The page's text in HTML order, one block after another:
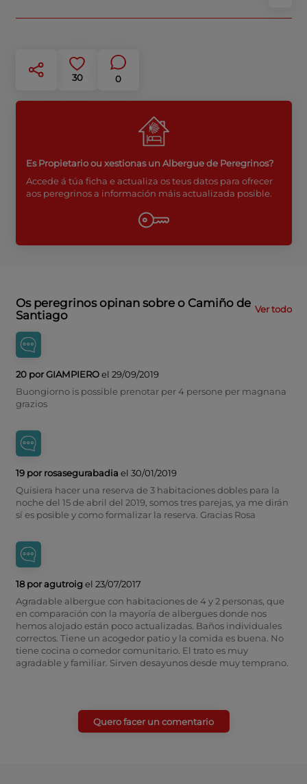
30 0
Es Propietario ou xestionas un Albergue de Peregrinos?
Accede á túa ficha e actualiza os teus datos para ofrecer
aos peregrinos a información máis actualizada posible.
Os peregrinos opinan sobre o Camiño de
Santiago
Ver todo
20 por GIAMPIEROel 29/09/2019
Buongiorno is possible prenotar per 4 persone per magnana
grazios
19 por rosasegurabadia el 30/01/2019
Quisiera hacer una reserva de 3 habitaciones dobles para la
noche del 15 de abril del 2019, somos tres parejas, ya me dirán
sí es posible y como formalizar la reserva. Gracias Rosa
18 por agutroigel 23/07/2017
Agradable albergue con habitaciones de 4 y 2 personas, que
en comparación con la mayoría de albergues donde nos
hemos alojado están poco actualizadas. Baños individuales
correctos. Tiene un acogedor patio y la comida es buena. No
tiene cocina o comedor comunitario. El trato es muy
agradable y familiar. Sirven desayunos desde muy temprano.
Quero facer un comentario